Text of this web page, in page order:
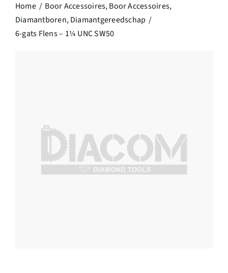
Overig Gereedschap
Home Boor Accessoires Boor Accessoires
Diamantboren Diamantgereedschap
6-gats Flens – 1¼ UNC SW50